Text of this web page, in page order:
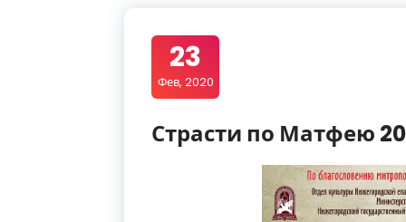
23
Фев, 2020
Страсти по Матфею